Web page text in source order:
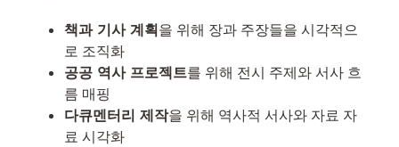
책과 기사 계획을 위해 장과 주장들을 시각적으
로 조직화
공공 역사 프로젝트를 위해 전시 주제와 서사 흐
름 매핑
다큐멘터리 제작을 위해 역사적 서사와 자료 자
료 시각화